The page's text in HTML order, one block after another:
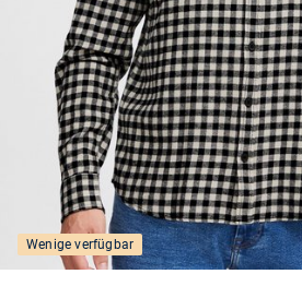
Wenige verfügbar